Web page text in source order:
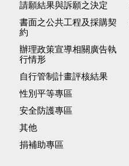
請願結果與訴願之決定
書面之公共工程及採購契
約
辦理政策宣導相關廣告執
行情形
自行管制計畫評核結果
性別平等專區
安全防護專區
其他
捐補助專區